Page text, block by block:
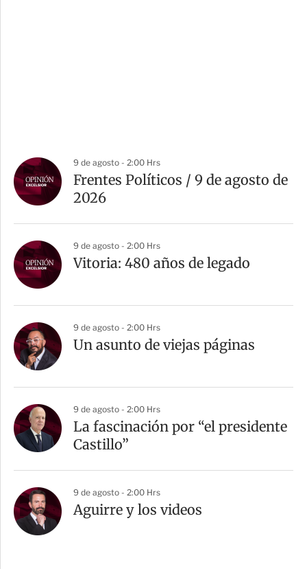
9 de agosto - 2:00 Hrs
Frentes Políticos / 9 de agosto de
2026
9 de agosto - 2:00 Hrs
Vitoria: 480 años de legado
9 de agosto - 2:00 Hrs
Un asunto de viejas páginas
9 de agosto - 2:00 Hrs
La fascinación por “el presidente
Castillo”
9 de agosto - 2:00 Hrs
Aguirre y los videos